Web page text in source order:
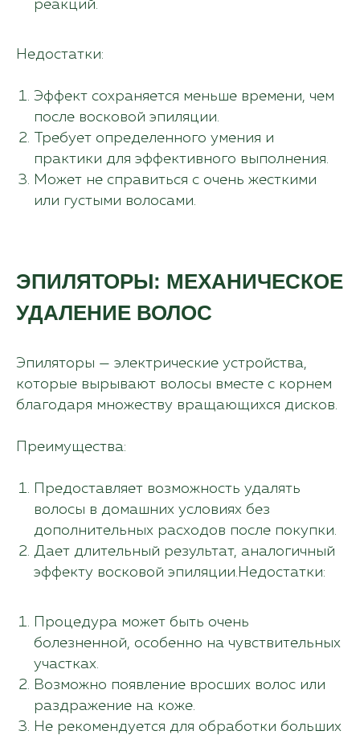
реакций.
Недостатки:
Эффект сохраняется меньше времени, чем
после восковой эпиляции.
Требует определенного умения и
практики для эффективного выполнения.
Может не справиться с очень жесткими
или густыми волосами.
ЭПИЛЯТОРЫ: МЕХАНИЧЕСКОЕ
УДАЛЕНИЕ ВОЛОС
Эпиляторы — электрические устройства,
которые вырывают волосы вместе с корнем
благодаря множеству вращающихся дисков.
Преимущества:
Предоставляет возможность удалять
волосы в домашних условиях без
дополнительных расходов после покупки.
Дает длительный результат, аналогичный
эффекту восковой эпиляции.Недостатки:
Процедура может быть очень
болезненной, особенно на чувствительных
участках.
Возможно появление вросших волос или
раздражение на коже.
Не рекомендуется для обработки больших